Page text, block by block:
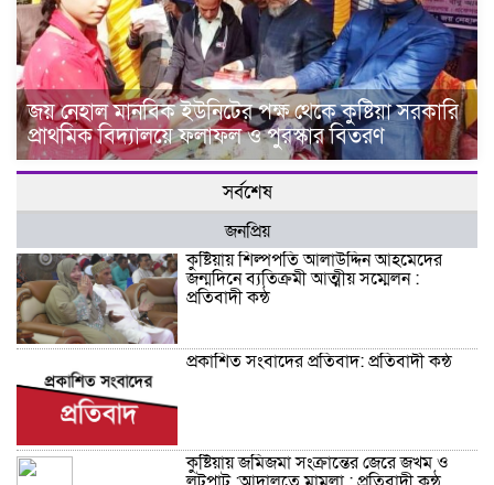
জয় নেহাল মানবিক ইউনিটের পক্ষ থেকে কুষ্টিয়া সরকারি
প্রাথমিক বিদ্যালয়ে ফলাফল ও পুরস্কার বিতরণ
সর্বশেষ
জনপ্রিয়
কুষ্টিয়ায় শিল্পপতি আলাউদ্দিন আহমেদের
জন্মদিনে ব্যতিক্রমী আত্মীয় সম্মেলন :
প্রতিবাদী কন্ঠ
প্রকাশিত সংবাদের প্রতিবাদ: প্রতিবাদী কন্ঠ
কুষ্টিয়ায় জমিজমা সংক্রান্তের জেরে জখম ও